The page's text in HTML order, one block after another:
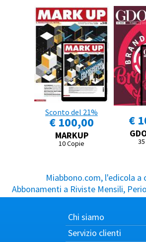
Sconto del 21%
€ 100,00
MARKUP
10 Copie
€
Miabbono.com, l'edicola a
Abbonamenti a Riviste Mensili,
Chi siamo
Servizio clienti